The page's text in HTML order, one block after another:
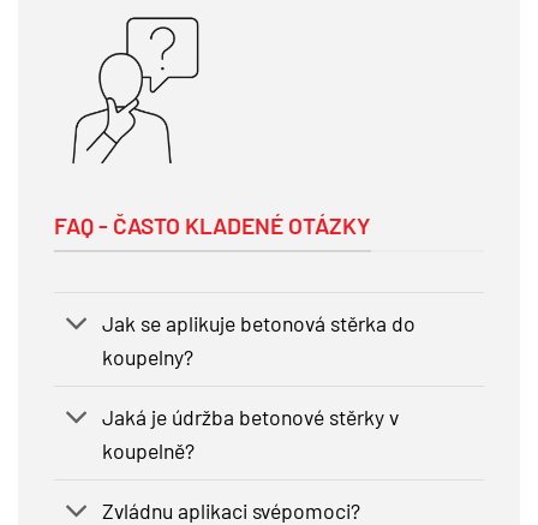
FAQ - ČASTO KLADENÉ OTÁZKY
Jak se aplikuje betonová stěrka do
koupelny?
Jaká je údržba betonové stěrky v
koupelně?
Zvládnu aplikaci svépomoci?